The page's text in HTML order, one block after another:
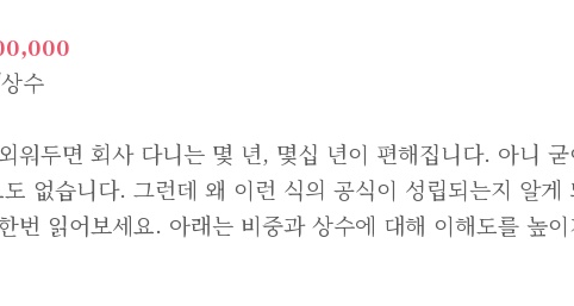
수
워두면 회사 다니는 몇 년, 몇십 년이 편해집니다. 아니
없습니다. 그런데 왜 이런 식의 공식이 성립되는지 알게
번 읽어보세요. 아래는 비중과 상수에 대해 이해도를 높